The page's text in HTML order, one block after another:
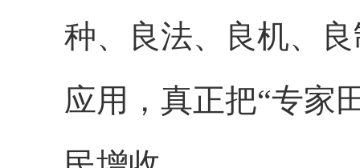
种、良法、良机、
应用，真正把“专家